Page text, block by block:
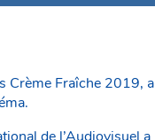
Crème Fraîche 2019, a